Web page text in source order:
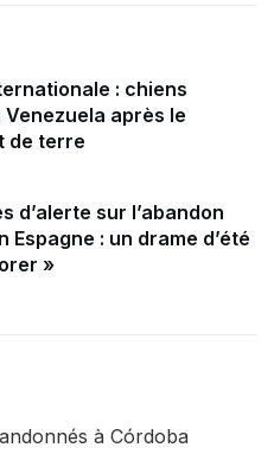
: chiens
après le
de terre
d’alerte sur l’abandon
Espagne : un drame d’été
»
à Córdoba